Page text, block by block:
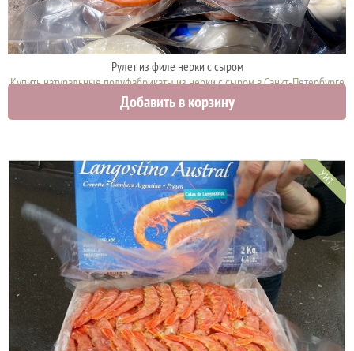
Рулет из филе нерки с сыром
Купить натуральные полуфабрикаты из нерки с сыром в Санкт-Петербурге
2700 руб.
Добавить в корзину
ХИТ